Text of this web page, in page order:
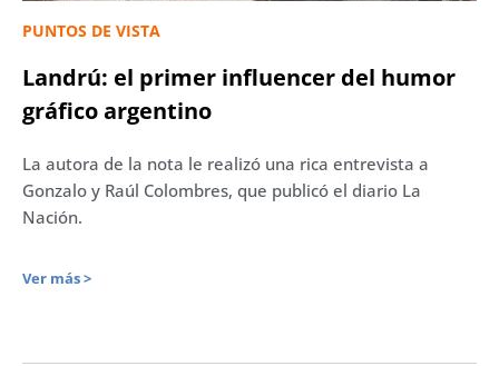
PUNTOS DE VISTA
Landrú: el primer influencer del humor
gráfico argentino
La autora de la nota le realizó una rica entrevista a
Gonzalo y Raúl Colombres, que publicó el diario La
Nación.
Ver más >